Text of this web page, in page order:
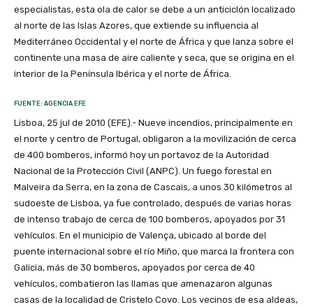
especialistas, esta ola de calor se debe a un anticiclón localizado
al norte de las Islas Azores, que extiende su influencia al
Mediterráneo Occidental y el norte de África y que lanza sobre el
continente una masa de aire caliente y seca, que se origina en el
interior de la Península Ibérica y el norte de África.
FUENTE: AGENCIA EFE
Lisboa, 25 jul de 2010 (EFE).- Nueve incendios, principalmente en
el norte y centro de Portugal, obligaron a la movilización de cerca
de 400 bomberos, informó hoy un portavoz de la Autoridad
Nacional de la Protección Civil (ANPC). Un fuego forestal en
Malveira da Serra, en la zona de Cascais, a unos 30 kilómetros al
sudoeste de Lisboa, ya fue controlado, después de varias horas
de intenso trabajo de cerca de 100 bomberos, apoyados por 31
vehículos. En el municipio de Valença, ubicado al borde del
puente internacional sobre el río Miño, que marca la frontera con
Galicia, más de 30 bomberos, apoyados por cerca de 40
vehículos, combatieron las llamas que amenazaron algunas
casas de la localidad de Cristelo Covo. Los vecinos de esa aldeas,